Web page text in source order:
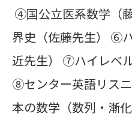
④国公立医系数学（
界史（佐藤先生） ⑥
近先生） ⑦ハイレベ
⑧センター英語リス
本の数学（数列・漸